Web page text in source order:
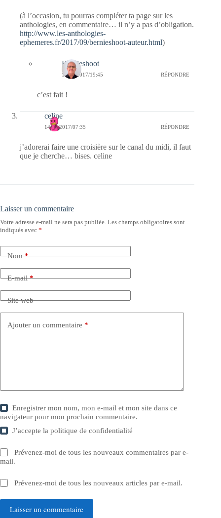
(à l’occasion, tu pourras compléter ta page sur les
anthologies, en commentaire… il n’y a pas d’obligation.
http://www.les-anthologies-
ephemeres.fr/2017/09/bernieshoot-auteur.html)
Bernieshoot
15/09/2017/19:45 RÉPONDRE
c’est fait !
celine
14/09/2017/07:35 RÉPONDRE
j’adorerai faire une croisière sur le canal du midi, il faut
que je cherche… bises. celine
Laisser un commentaire
Votre adresse e-mail ne sera pas publiée. Les champs obligatoires sont
indiqués avec *
Nom*
E-mail*
Site web
Ajouter un commentaire *
Enregistrer mon nom, mon e-mail et mon site dans ce
navigateur pour mon prochain commentaire.
J’accepte lapolitique de confidentialité
Prévenez-moi de tous les nouveaux commentaires par e-
mail.
Prévenez-moi de tous les nouveaux articles par e-mail.
Laisser un commentaire